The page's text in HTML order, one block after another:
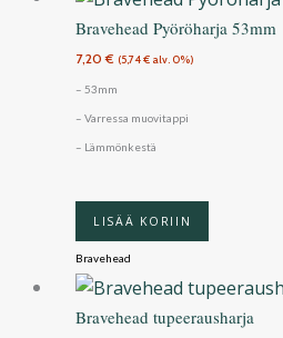
Bravehead Pyöröharja 53mm
7,20€ (5,74€ alv. 0%)
– 53mm
– Varressa muovitappi
– Lämmönkestä
LISÄÄ KORIIN
Bravehead
Bravehead tupeerausharja